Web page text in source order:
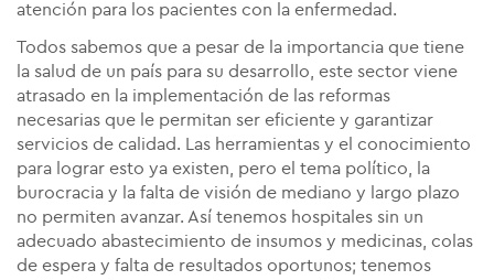
atención para los pacientes con la enfermedad.
Todos sabemos que a pesar de la importancia que tiene
la salud de un país para su desarrollo, este sector viene
atrasado en la implementación de las reformas
necesarias que le permitan ser eficiente y garantizar
servicios de calidad. Las herramientas y el conocimiento
para lograr esto ya existen, pero el tema político, la
burocracia y la falta de visión de mediano y largo plazo
no permiten avanzar. Así tenemos hospitales sin un
adecuado abastecimiento de insumos y medicinas, colas
de espera y falta de resultados oportunos; tenemos